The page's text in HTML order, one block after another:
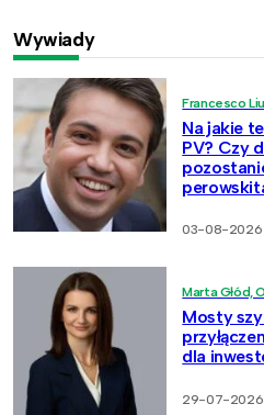
Wywiady
Francesco
Na jakie
PV? Czy
03-08-2026
Marta Głód,
Mosty
dla
29-07-2026